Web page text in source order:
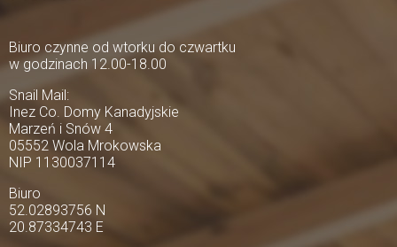
Biuro czynne od wtorku do czwartku
w godzinach 12.00-18.00
Snail Mail:
Inez Co. Domy Kanadyjskie
Marzeń i Snów 4
05552 Wola Mrokowska
NIP 1130037114
Biuro
52.02893756 N
20.87334743 E